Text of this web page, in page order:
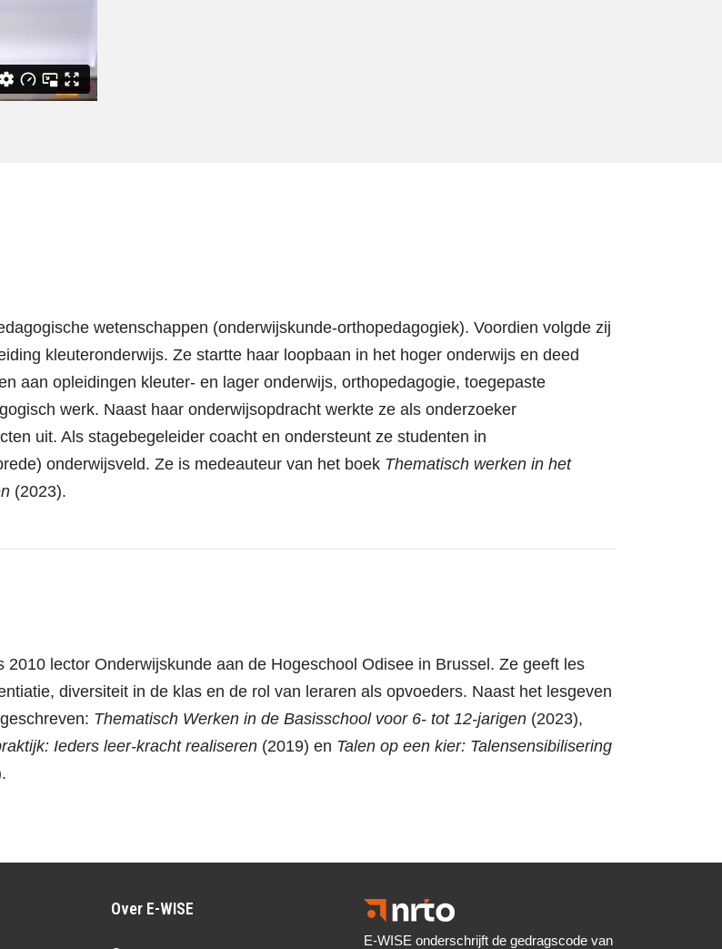
wetenschappen (onderwijskunde-orthopedagogiek). Voordien volgde zij
kleuteronderwijs. Ze startte haar loopbaan in het hoger onderwijs en deed
aan opleidingen kleuter- en lager onderwijs, orthopedagogie, toegepaste
werk. Naast haar onderwijsopdracht werkte ze als onderzoeker
uit. Als stagebegeleider coacht en ondersteunt ze studenten in
onderwijsveld. Ze is medeauteur van het boek Thematisch werken in het
(2023).
2010 lector Onderwijskunde aan de Hogeschool Odisee in Brussel. Ze geeft les
diversiteit in de klas en de rol van leraren als opvoeders. Naast het lesgeven
Thematisch Werken in de Basisschool voor 6- tot 12-jarigen (2023),
Ieders leer-kracht realiseren (2019) en Talen op een kier: Talensensibilisering
Over E-WISE
E-WISE onderschrijft de gedragscode van